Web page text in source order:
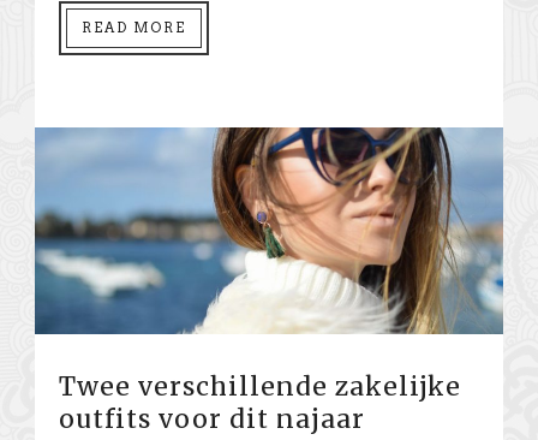
READ MORE
Twee verschillende zakelijke
outfits voor dit najaar